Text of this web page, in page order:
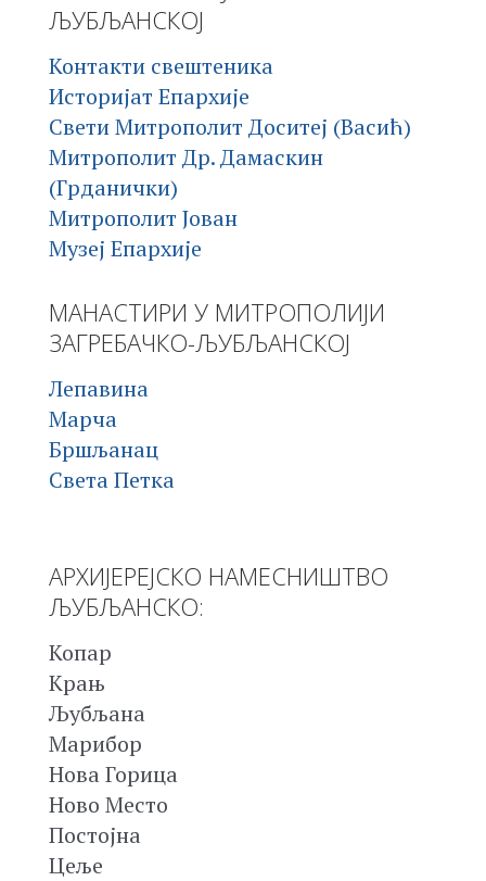
ЉУБЉАНСКОЈ
Контакти свештеника
Историјат Епархије
Свети Митрополит Доситеј (Васић)
Митрополит Др. Дамаскин
(Грданички)
Митрополит Јован
Музеј Епархије
МАНАСТИРИ У МИТРОПОЛИЈИ
ЗАГРЕБАЧКО-ЉУБЉАНСКОЈ
Лепавина
Марча
Бршљанац
Света Петка
АРХИЈЕРЕЈСКО НАМЕСНИШТВО
ЉУБЉАНСКО:
Копар
Крањ
Љубљана
Марибор
Нова Горица
Ново Место
Постојна
Цеље